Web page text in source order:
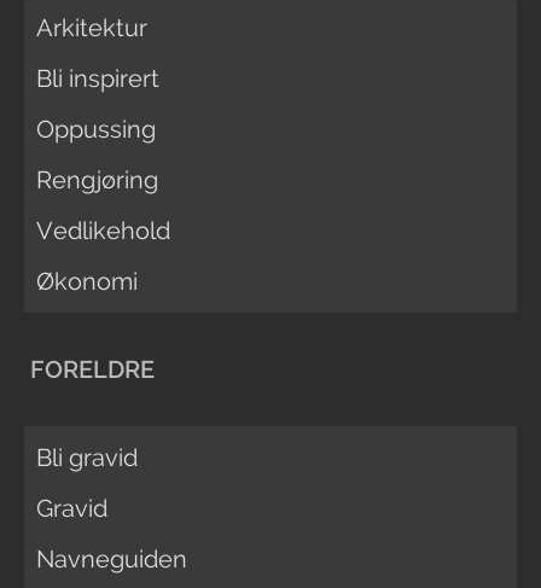
Arkitektur
Bli inspirert
Oppussing
Rengjøring
Vedlikehold
Økonomi
FORELDRE
Bli gravid
Gravid
Navneguiden